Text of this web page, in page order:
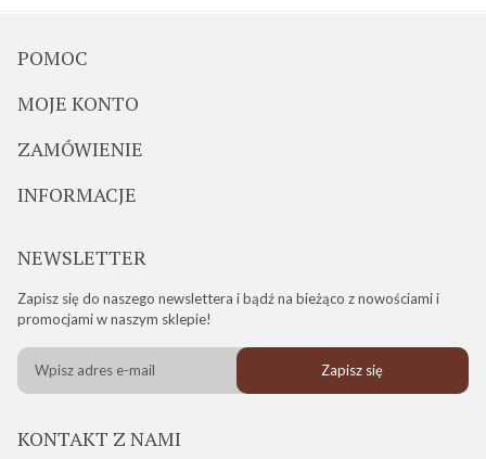
POMOC
MOJE KONTO
ZAMÓWIENIE
INFORMACJE
NEWSLETTER
Zapisz się do naszego newslettera i bądź na bieżąco z nowościami i
promocjami w naszym sklepie!
Zapisz się
KONTAKT Z NAMI